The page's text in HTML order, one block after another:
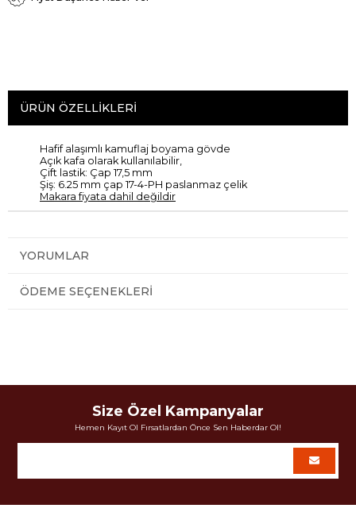
ÜRÜN ÖZELLIKLERI
Hafif alaşımlı kamuflaj boyama gövde
Açık kafa olarak kullanılabilir,
Çift lastik: Çap 17,5 mm
Şiş: 6.25 mm çap 17-4-PH paslanmaz çelik
Makara fiyata dahil değildir
YORUMLAR
ÖDEME SEÇENEKLERI
Size Özel Kampanyalar
Hemen Kayıt Ol Fırsatlardan Önce Sen Haberdar Ol!